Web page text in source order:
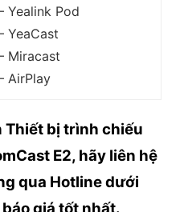
Yealink Pod
YeaCast
Miracast
AirPlay
Thiết bị trình chiếu
E2, hãy liên hệ
qua Hotline dưới